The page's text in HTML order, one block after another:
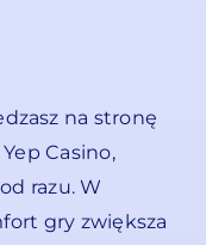
na stronę
Casino,
razu. W
gry zwiększa